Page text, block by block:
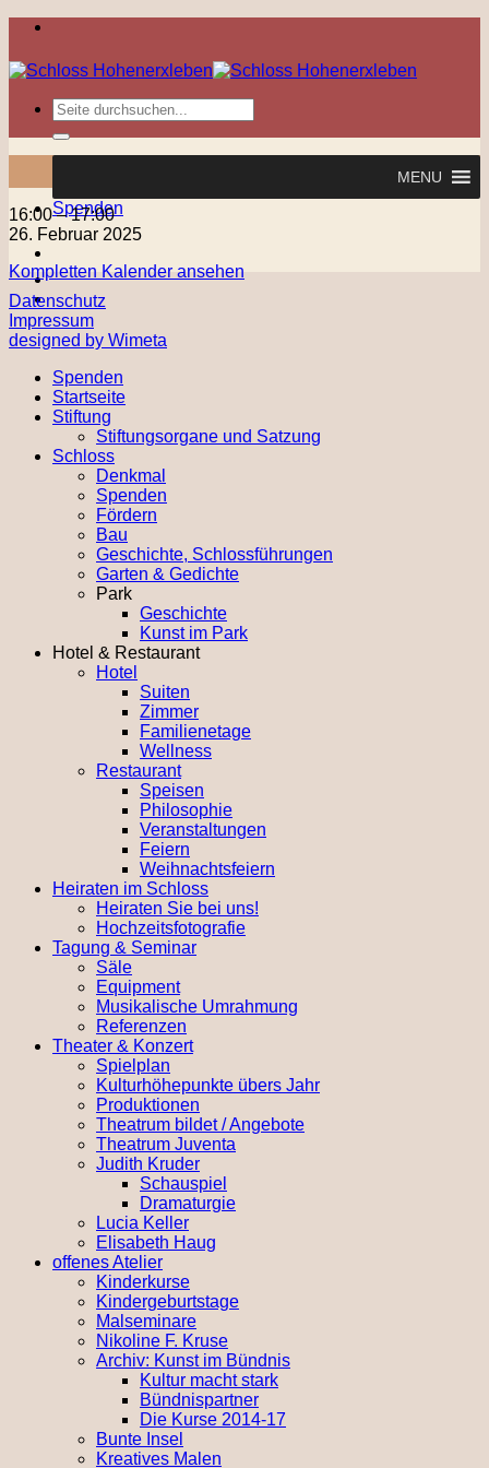
Zum
springen
MENU
Spenden
Geschichten
&
Gedichte
zum
Kaffee
16:00 –17:00
26. Februar 2025
Kompletten Kalender ansehen
Datenschutz
Impressum
designed by Wimeta
Spenden
Startseite
Stiftung
Stiftungsorgane und Satzung
Schloss
Denkmal
Spenden
Fördern
Bau
Geschichte, Schlossführungen
Garten & Gedichte
Park
Geschichte
Kunst im Park
Hotel & Restaurant
Hotel
Suiten
Zimmer
Familienetage
Wellness
Restaurant
Speisen
Philosophie
Veranstaltungen
Feiern
Weihnachtsfeiern
Heiraten im Schloss
Heiraten Sie bei uns!
Hochzeitsfotografie
Tagung & Seminar
Säle
Equipment
Musikalische Umrahmung
Referenzen
Theater & Konzert
Spielplan
Kulturhöhepunkte übers Jahr
Produktionen
Theatrum bildet / Angebote
Theatrum Juventa
Judith Kruder
Schauspiel
Dramaturgie
Lucia Keller
Elisabeth Haug
offenes Atelier
Kinderkurse
Kindergeburtstage
Malseminare
Nikoline F. Kruse
Archiv: Kunst im Bündnis
Kultur macht stark
Bündnispartner
Die Kurse 2014-17
Bunte Insel
Kreatives Malen